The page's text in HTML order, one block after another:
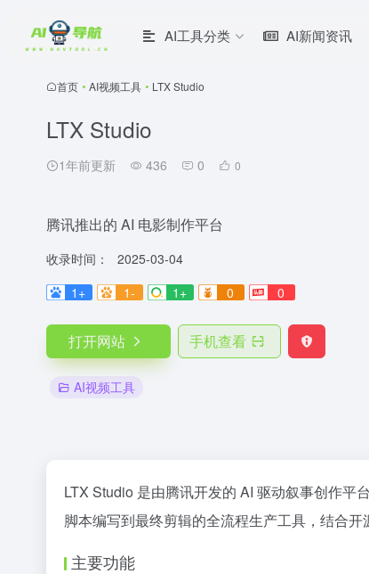
AI工具分类 AI新闻资讯
首页 • AI视频工具 • LTX Studio
LTX Studio
1年前更新 436 0 0
腾讯推出的 AI 电影制作平台
收录时间：
2025-03-04
1+
1- 1+ 0 0
打开网站 手机查看
AI视频工具
LTX Studio 是由腾讯开发的 AI 驱动叙事创作平
脚本编写到最终剪辑的全流程生产工具，结合
主要功能